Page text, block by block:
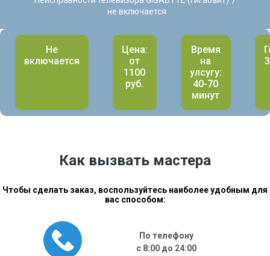
не включается
Не
включается
Цена:
от
1100
руб.
Время
на
улсугу:
40-70
минут
Как вызвать мастера
Чтобы сделать заказ, воспользуйтесь наиболее удобным для
вас способом:
По телефону
с 8:00 до 24:00